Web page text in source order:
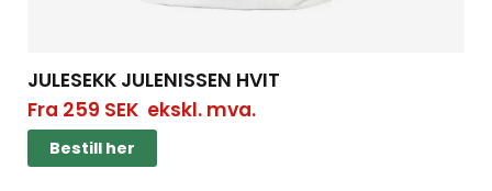
JULESEKK JULENISSEN HVIT
Fra 259 SEKekskl. mva.
Bestill her